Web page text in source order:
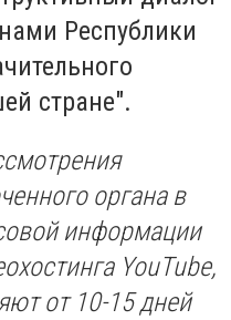
Республики
стране".
органа в
информации
YouTube,
от 10-15 дней